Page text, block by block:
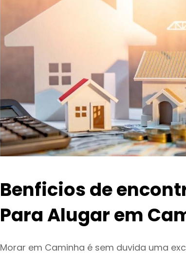
Benficios de
Para Alugar em
Morar em Caminha é sem duvida uma